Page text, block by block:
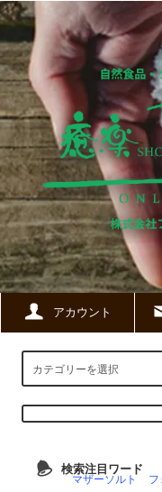
アカウント
検索注目ワード
マザーソルト フ